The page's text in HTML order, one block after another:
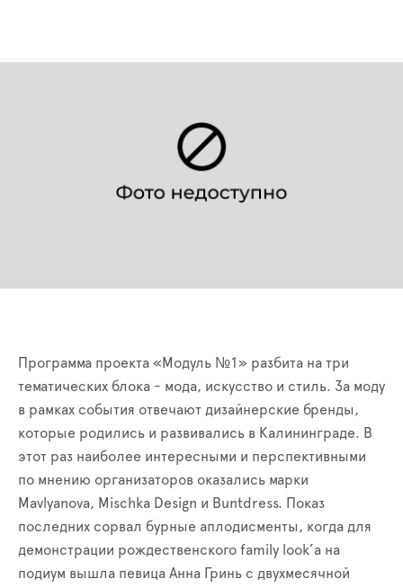
Программа проекта «Модуль №1» разбита на три
тематических блока - мода, искусство и стиль. За моду
в рамках события отвечают дизайнерские бренды,
которые родились и развивались в Калининграде. В
этот раз наиболее интересными и перспективными
по мнению организаторов оказались марки
Mavlyanova, Mischka Design и Buntdress. Показ
последних сорвал бурные аплодисменты, когда для
демонстрации рождественского family look’а на
подиум вышла певица Анна Гринь с двухмесячной